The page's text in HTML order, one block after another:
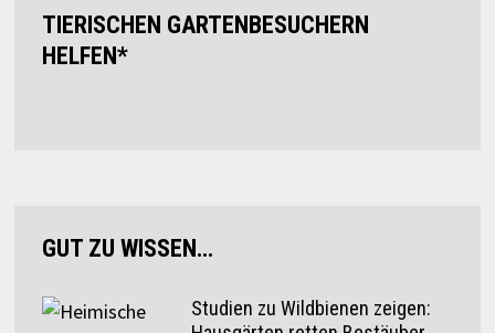
TIERISCHEN GARTENBESUCHERN
HELFEN*
GUT ZU WISSEN…
Studien zu Wildbienen zeigen: